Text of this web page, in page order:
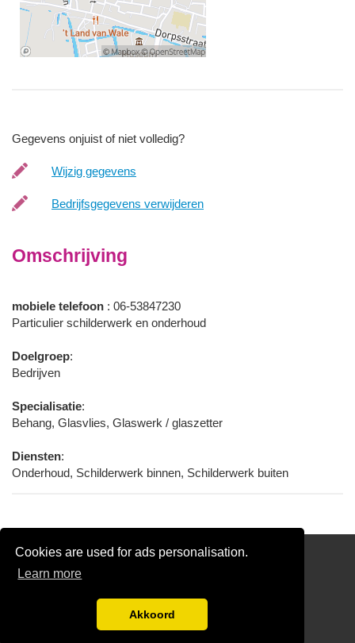
Cookies are used for ads personalisation.
Learn more
Akkoord
Gegevens onjuist of niet volledig?
Wijzig gegevens
Bedrijfsgegevens verwijderen
Omschrijving
mobiele telefoon : 06-53847230
Particulier schilderwerk en onderhoud
Doelgroep:
Bedrijven
Specialisatie:
Behang, Glasvlies, Glaswerk / glaszetter
Diensten:
Onderhoud, Schilderwerk binnen, Schilderwerk buiten
Schilder Offerte Aanvragen
links
Aanmelden bedrijven